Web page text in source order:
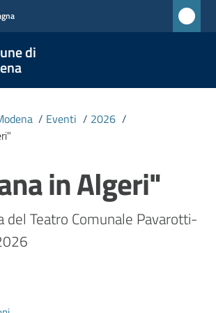
di
/ Eventi / 2026 /
in Algeri"
del Teatro Comunale Pavarotti-